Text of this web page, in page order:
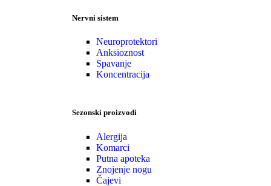
Nervni sistem
Neuroprotektori
Anksioznost
Spavanje
Koncentracija
Sezonski proizvodi
Alergija
Komarci
Putna apoteka
Znojenje nogu
Čajevi